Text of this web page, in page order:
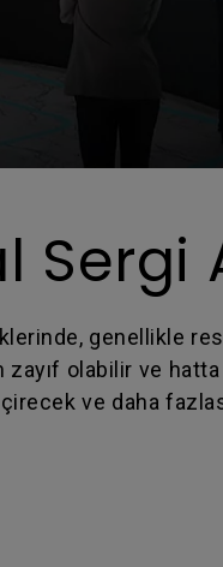
Sergi
genellikle
olabilir ve
ve daha